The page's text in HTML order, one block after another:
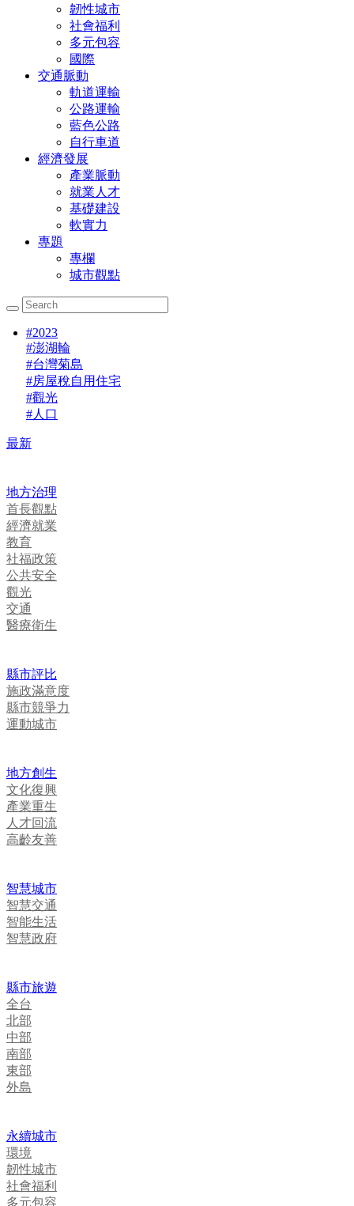
韌性城市
社會福利
多元包容
國際
交通脈動
軌道運輸
公路運輸
藍色公路
自行車道
經濟發展
產業脈動
就業人才
基礎建設
軟實力
專題
專欄
城市觀點
#2023
#澎湖輪
#台灣菊島
#房屋稅自用住宅
#觀光
#人口
最新
地方治理
首長觀點
經濟就業
教育
社福政策
公共安全
觀光
交通
醫療衛生
縣市評比
施政滿意度
縣市競爭力
運動城市
地方創生
文化復興
產業重生
人才回流
高齡友善
智慧城市
智慧交通
智能生活
智慧政府
縣市旅遊
全台
北部
中部
南部
東部
外島
永續城市
環境
韌性城市
社會福利
多元包容